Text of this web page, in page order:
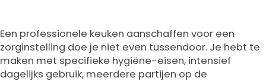
Een professionele keuken aanschaffen voor een
zorginstelling doe je niet even tussendoor. Je hebt te
maken met specifieke hygiëne-eisen, intensief
dagelijks gebruik, meerdere partijen op de